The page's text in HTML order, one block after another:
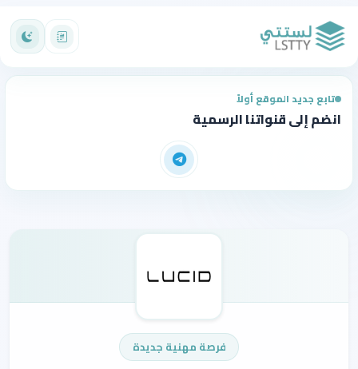
تابع جديد الموقع أولاً
انضم إلى قنواتنا الرسمية
فرصة مهنية جديدة